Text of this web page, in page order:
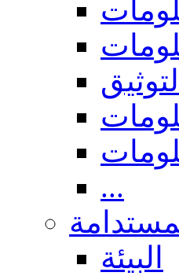
...
البيئة